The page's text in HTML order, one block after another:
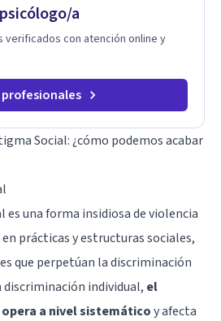
a
verificados con atención online y
profesionales
Social: ¿cómo podemos acabar
una forma insidiosa de violencia
prácticas y estructuras sociales,
que perpetúan la discriminación
discriminación individual, el
a nivel sistemáticoy afecta